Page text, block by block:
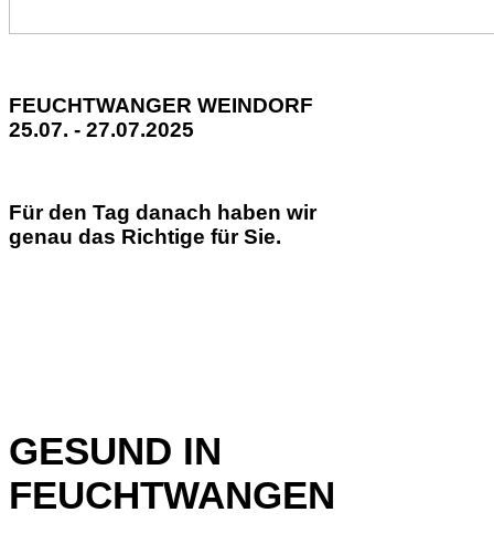
FEUCHTWANGER WEINDORF
25.07. - 27.07.2025
Für den Tag danach haben wir
genau das Richtige für Sie.
GESUND IN
FEUCHTWANGEN